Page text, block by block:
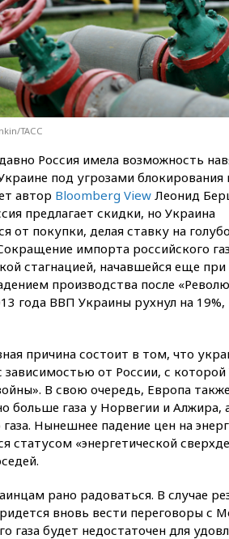
ТАСС
Россия имела возможность
под угрозами блокирования
автор Bloomberg View Леонид
предлагает скидки, но Украина
от покупки, делая ставку на
импорта российского
стагнацией, начавшейся еще
производства после
года ВВП Украины рухнул на
причина состоит в том, что
зависимостью от России, с
В свою очередь, Европа
больше газа у Норвегии и Алжира,
Нынешнее падение цен на
статусом «энергетической
рано радоваться. В случае
вновь вести переговоры с
газа будет недостаточен для